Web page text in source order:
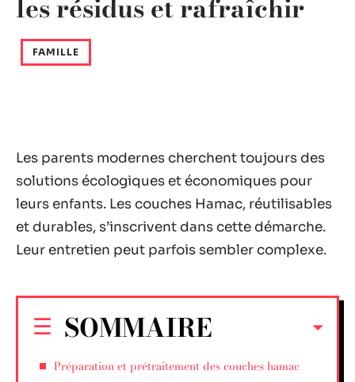
les résidus et rafraîchir
FAMILLE
Les parents modernes cherchent toujours des
solutions écologiques et économiques pour
leurs enfants. Les couches Hamac, réutilisables
et durables, s’inscrivent dans cette démarche.
Leur entretien peut parfois sembler complexe.
SOMMAIRE
Préparation et prétraitement des couches hamac